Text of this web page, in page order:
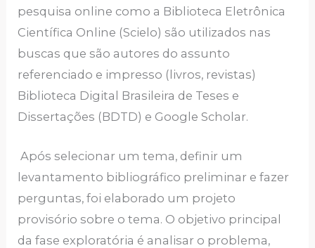
pesquisa online como a Biblioteca Eletrônica
Científica Online (Scielo) são utilizados nas
buscas que são autores do assunto
referenciado e impresso (livros, revistas)
Biblioteca Digital Brasileira de Teses e
Dissertações (BDTD) e Google Scholar.
Após selecionar um tema, definir um
levantamento bibliográfico preliminar e fazer
perguntas, foi elaborado um projeto
provisório sobre o tema. O objetivo principal
da fase exploratória é analisar o problema,